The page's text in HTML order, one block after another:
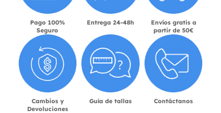
Pago 100%
Seguro
Entrega 24-48h
Envíos gratis a
partir de 50€
Cambios y
Devoluciones
Guía de tallas Contáctanos